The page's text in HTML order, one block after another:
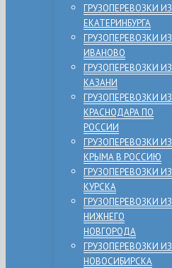
ГРУЗОПЕРЕВОЗКИ ИЗ
ЕКАТЕРИНБУРГА
ГРУЗОПЕРЕВОЗКИ ИЗ
ИВАНОВО
ГРУЗОПЕРЕВОЗКИ ИЗ
КАЗАНИ
ГРУЗОПЕРЕВОЗКИ ИЗ
КРАСНОДАРА ПО
РОССИИ
ГРУЗОПЕРЕВОЗКИ ИЗ
КРЫМА В РОССИЮ
ГРУЗОПЕРЕВОЗКИ ИЗ
КУРСКА
ГРУЗОПЕРЕВОЗКИ ИЗ
НИЖНЕГО
НОВГОРОДА
ГРУЗОПЕРЕВОЗКИ ИЗ
НОВОСИБИРСКА